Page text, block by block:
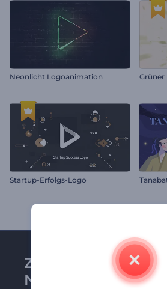
Neonlicht Logoanimation
Startup-Erfolgs-Logo
Zu Renderforest-
Newsletter